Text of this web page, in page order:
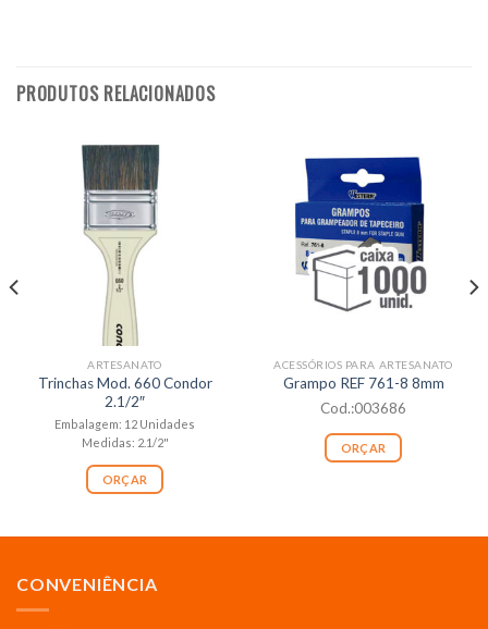
PRODUTOS RELACIONADOS
ARTESANATO
Trinchas Mod. 660 Condor
2.1/2″
Embalagem: 12 Unidades
Medidas: 2.1/2"
ORÇAR
ACESSÓRIOS PARA ARTESANATO
Grampo REF 761-8 8mm
Cod.:003686
ORÇAR
CONVENIÊNCIA